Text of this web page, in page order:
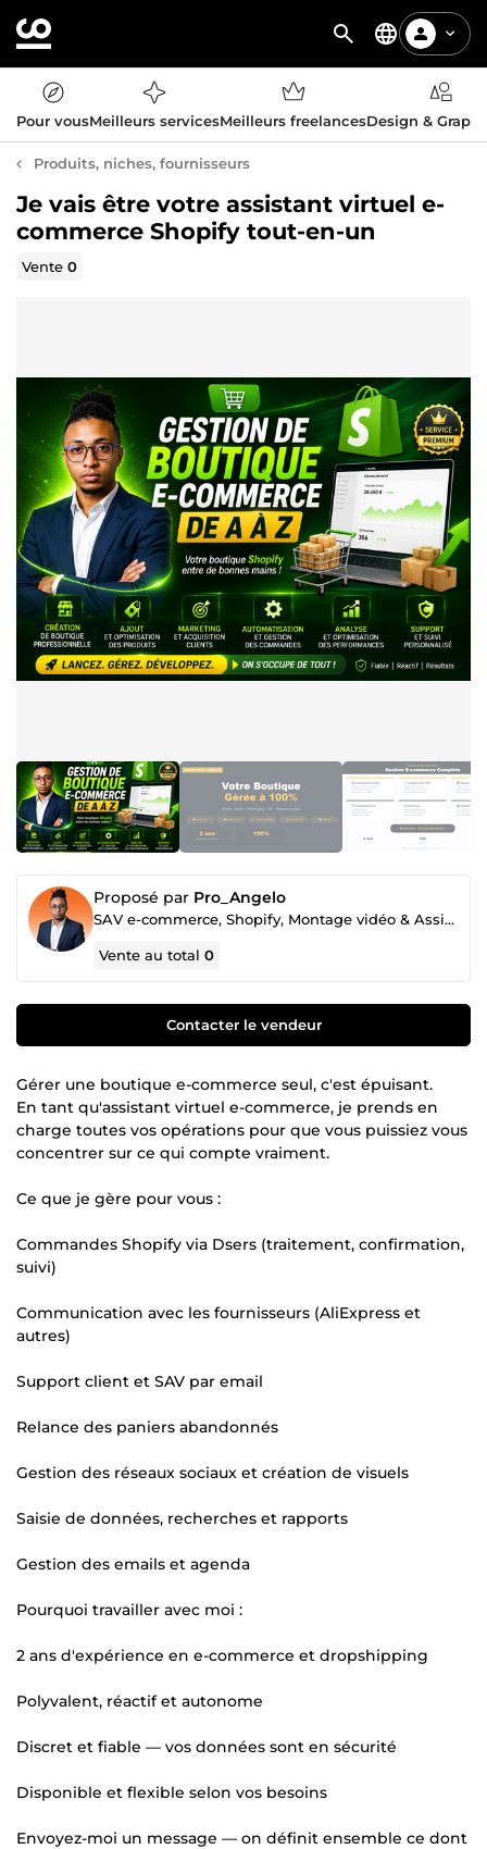
Pour vousMeilleurs servicesMeilleurs freelancesDesign &
Produits, niches, fournisseurs
Je vais être votre assistant virtuel e-
commerce Shopify tout-en-un
Vente0
Proposé par Pro_Angelo
SAV e-commerce, Shopify, Montage vidéo & Assistant virtuel polyvalent
Vente au total0
Contacter le vendeur
Gérer une boutique e-commerce seul, c'est épuisant.
En tant qu'assistant virtuel e-commerce, je prends en
charge toutes vos opérations pour que vous puissiez vous
concentrer sur ce qui compte vraiment.
Ce que je gère pour vous :
Commandes Shopify via Dsers (traitement, confirmation,
suivi)
Communication avec les fournisseurs (AliExpress et
autres)
Support client et SAV par email
Relance des paniers abandonnés
Gestion des réseaux sociaux et création de visuels
Saisie de données, recherches et rapports
Gestion des emails et agenda
Pourquoi travailler avec moi :
2 ans d'expérience en e-commerce et dropshipping
Polyvalent, réactif et autonome
Discret et fiable — vos données sont en sécurité
Disponible et flexible selon vos besoins
Envoyez-moi un message — on définit ensemble ce dont